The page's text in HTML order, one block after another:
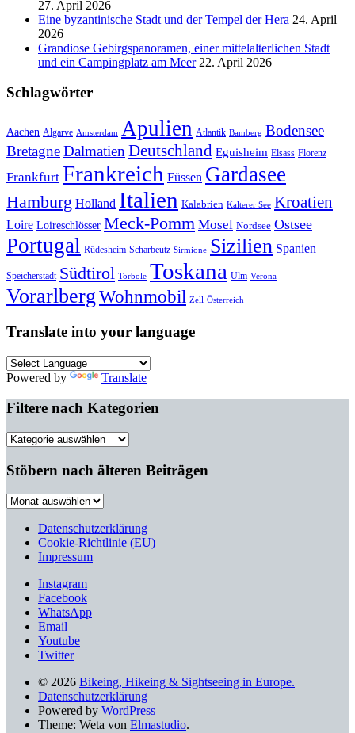
27. April 2026
Eine byzantinische Stadt und der Tempel der Hera 24. April
2026
Grandiose Gebirgspanoramen, einer mittelalterlichen Stadt
und ein Campingplatz am Meer 22. April 2026
Schlagwörter
Aachen Algarve Amsterdam Apulien Atlantik Bamberg Bodensee
BretagneDalmatien Deutschland Eguisheim Elsass Florenz
Frankfurt Frankreich Füssen Gardasee
Hamburg Holland Italien Kalabrien Kalterer See Kroatien
Loire Loireschlösser Meck-Pomm Mosel Nordsee Ostsee
Portugal Rüdesheim Scharbeutz Sirmione Sizilien Spanien
Speicherstadt Südtirol Torbole Toskana Ulm Verona
VorarlbergWohnmobil Zell Österreich
Translate into your language
Powered by Translate
Filtere nach Kategorien
Filtere
Kategorien
Stöbern nach älteren Beiträgen
Stöbern
älteren
Beiträgen
Datenschutzerklärung
Cookie-Richtlinie (EU)
Impressum
Instagram
Facebook
WhatsApp
Email
Youtube
Twitter
© 2026 Bikeing, Hikeing & Sightseeing in Europe.
Datenschutzerklärung
Powered by WordPress
Theme: Weta von Elmastudio.